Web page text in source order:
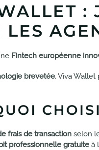
:
LES
Fintech européenne
brevetée, Viva
frais de transaction selon
professionnelle gratuite à